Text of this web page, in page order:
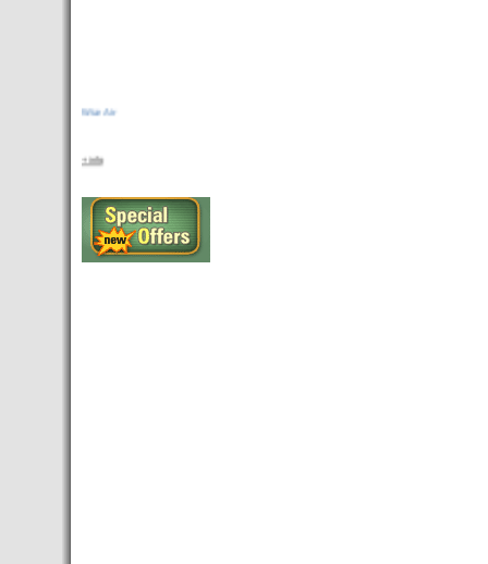
La compañia de bajo coste Wizz Air anuncia
Budapest Dreams
Budapest Dreams presenta su nueva
pagina web